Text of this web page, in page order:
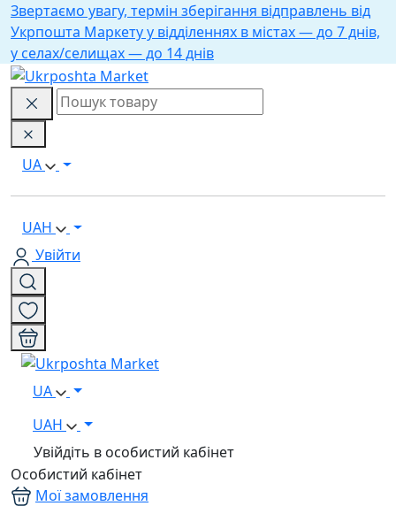
Звертаємо увагу, термін зберігання відправлень від
Укрпошта Маркету у відділеннях в містах — до 7 днів,
у селах/селищах — до 14 днів
UA
UAH
Увійти
UA
UAH
Увійдіть в особистий кабінет
Особистий кабінет
Мої замовлення